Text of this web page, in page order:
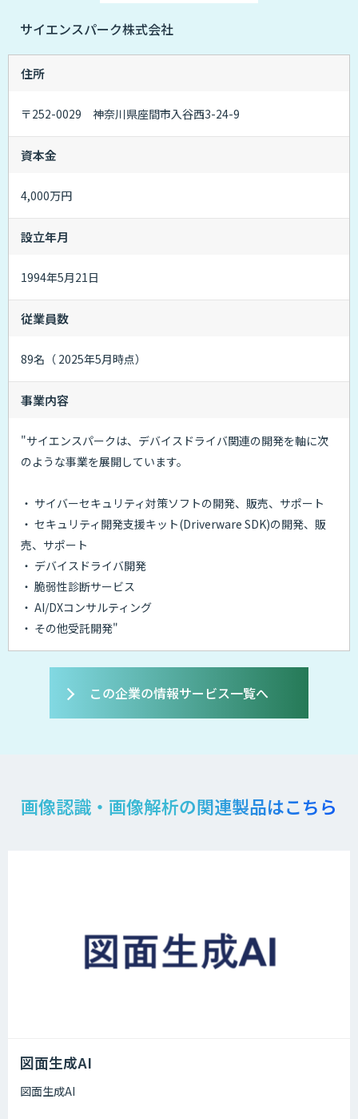
サイエンスパーク株式会社
住所
〒252-0029 神奈川県座間市入谷西3-24-9
資本金
4,000万円
設立年月
1994年5月21日
従業員数
89名（ 2025年5月時点）
事業内容
"サイエンスパークは、デバイスドライバ関連の開発を軸に次
のような事業を展開しています。
・ サイバーセキュリティ対策ソフトの開発、販売、サポート
・ セキュリティ開発支援キット(Driverware SDK)の開発、販
売、サポート
・ デバイスドライバ開発
・ 脆弱性診断サービス
・ AI/DXコンサルティング
・ その他受託開発"
この企業の情報サービス一覧へ
画像認識・画像解析の関連製品はこちら
図面生成AI
図面生成AI